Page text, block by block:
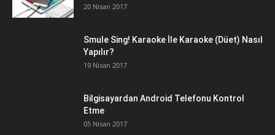
20 Nisan 2017
Smule Sing! Karaoke İle Karaoke (Düet) Nasıl
Yapılır?
19 Nisan 2017
Bilgisayardan Android Telefonu Kontrol
Etme
05 Nisan 2017